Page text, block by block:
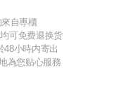
自專櫃
可免费退换货
小時内寄出
為您贴心服務